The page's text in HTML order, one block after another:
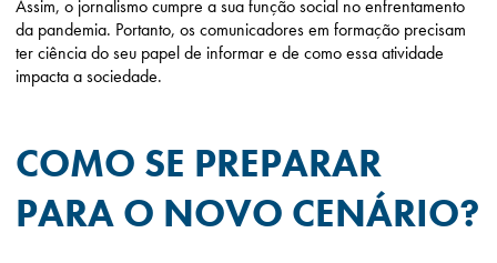
Assim, o jornalismo cumpre a sua função social no enfrentamento
da pandemia. Portanto, os comunicadores em formação precisam
ter ciência do seu papel de informar e de como essa atividade
impacta a sociedade.
COMO SE PREPARAR
PARA O NOVO CENÁRIO?